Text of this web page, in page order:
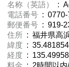
名称（英語）
:
電話番号 : 0770-
郵便番号 : 919-
住所 : 福井県高
緯度 :
経度 :